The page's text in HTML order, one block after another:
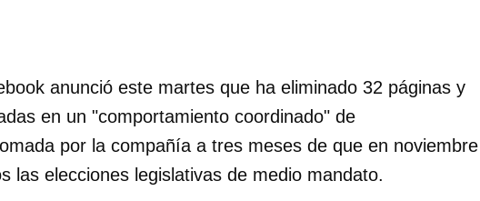
anunció este martes que ha eliminado 32 páginas y
en un "comportamiento coordinado" de
por la compañía a tres meses de que en noviembre
las elecciones legislativas de medio mandato.